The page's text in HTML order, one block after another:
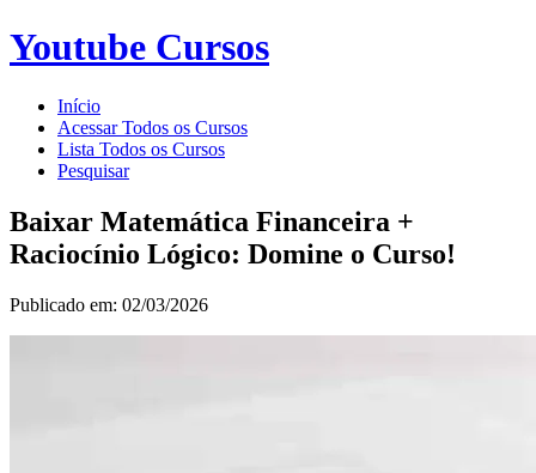
Youtube Cursos
Início
Acessar Todos os Cursos
Lista Todos os Cursos
Pesquisar
Baixar Matemática Financeira +
Raciocínio Lógico: Domine o Curso!
Publicado em: 02/03/2026